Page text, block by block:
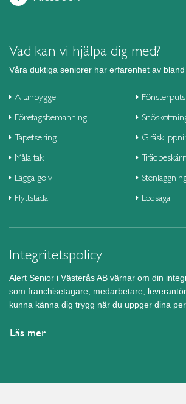
Vad kan vi hjälpa dig med?
Våra duktiga seniorer har erfarenhet av
Altanbygge
Företagsbemanning
Tapetsering
Måla tak
Lägga golv
Flyttstäda
Ledsaga
Integritetspolicy
Alert Senior i Västerås AB värnar om din
som franchisetagare, medarbetare,
kunna känna dig trygg när du uppger dina
Läs mer